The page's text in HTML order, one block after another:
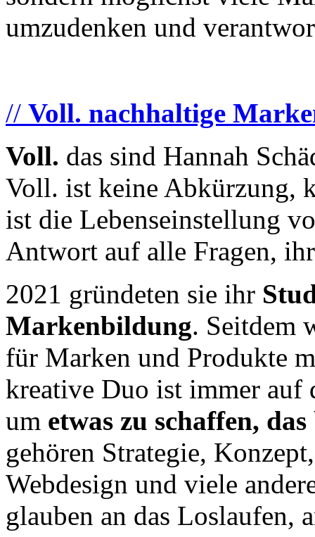
umzudenken und
// Voll. nachhaltige
Voll. das sind Hannah
Voll. ist keine Abkürzung,
ist die Lebenseinstellung
Antwort auf alle Fragen,
2021 gründeten sie ihr
Markenbildung. Seitdem
für Marken und Produkte
kreative Duo ist immer auf
um etwas zu schaffen,
gehören Strategie,
Webdesign und viele
glauben an das Loslaufen,